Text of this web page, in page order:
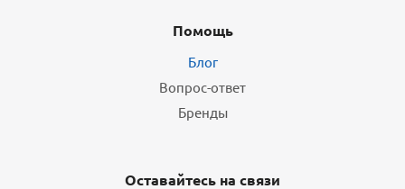
Помощь
Блог
Вопрос-ответ
Бренды
Оставайтесь на связи